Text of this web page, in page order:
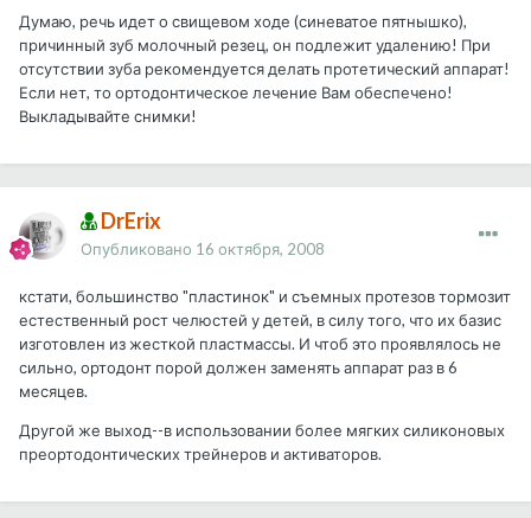
Думаю, речь идет о свищевом ходе (синеватое пятнышко),
причинный зуб молочный резец, он подлежит удалению! При
отсутствии зуба рекомендуется делать протетический аппарат!
Если нет, то ортодонтическое лечение Вам обеспечено!
Выкладывайте снимки!
DrErix
Опубликовано 16 октября, 2008
кстати, большинство "пластинок" и съемных протезов тормозит
естественный рост челюстей у детей, в силу того, что их базис
изготовлен из жесткой пластмассы. И чтоб это проявлялось не
сильно, ортодонт порой должен заменять аппарат раз в 6
месяцев.
Другой же выход--в использовании более мягких силиконовых
преортодонтических трейнеров и активаторов.